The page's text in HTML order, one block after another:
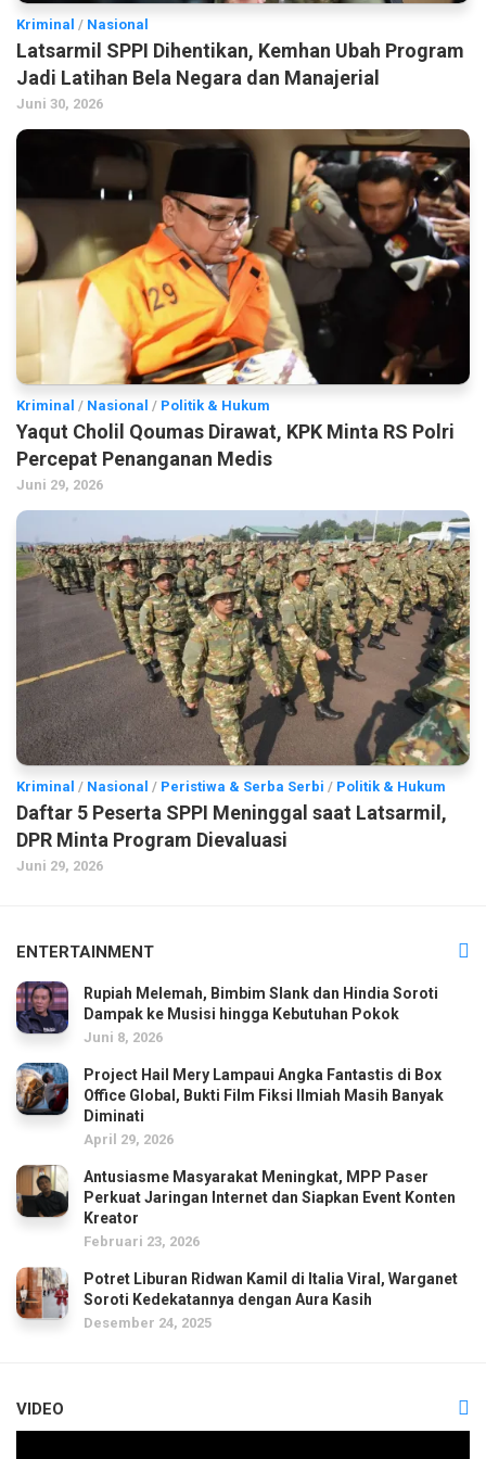
Kriminal / Nasional
Latsarmil SPPI Dihentikan, Kemhan Ubah Program
Jadi Latihan Bela Negara dan Manajerial
Juni 30, 2026
Kriminal / Nasional / Politik & Hukum
Yaqut Cholil Qoumas Dirawat, KPK Minta RS Polri
Percepat Penanganan Medis
Juni 29, 2026
Kriminal / Nasional / Peristiwa & Serba Serbi / Politik & Hukum
Daftar 5 Peserta SPPI Meninggal saat Latsarmil,
DPR Minta Program Dievaluasi
Juni 29, 2026
ENTERTAINMENT
Rupiah Melemah, Bimbim Slank dan Hindia Soroti
Dampak ke Musisi hingga Kebutuhan Pokok
Juni 8, 2026
Project Hail Mery Lampaui Angka Fantastis di Box
Office Global, Bukti Film Fiksi Ilmiah Masih Banyak
Diminati
April 29, 2026
Antusiasme Masyarakat Meningkat, MPP Paser
Perkuat Jaringan Internet dan Siapkan Event Konten
Kreator
Februari 23, 2026
Potret Liburan Ridwan Kamil di Italia Viral, Warganet
Soroti Kedekatannya dengan Aura Kasih
Desember 24, 2025
VIDEO